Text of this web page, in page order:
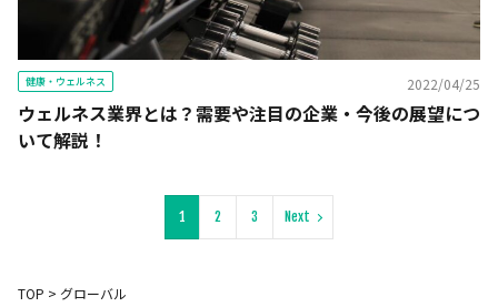
健康・ウェルネス 2022/04/25
ウェルネス業界とは？需要や注目の企業・今後の展望につ
いて解説！
1 2 3 Next
TOP > グローバル